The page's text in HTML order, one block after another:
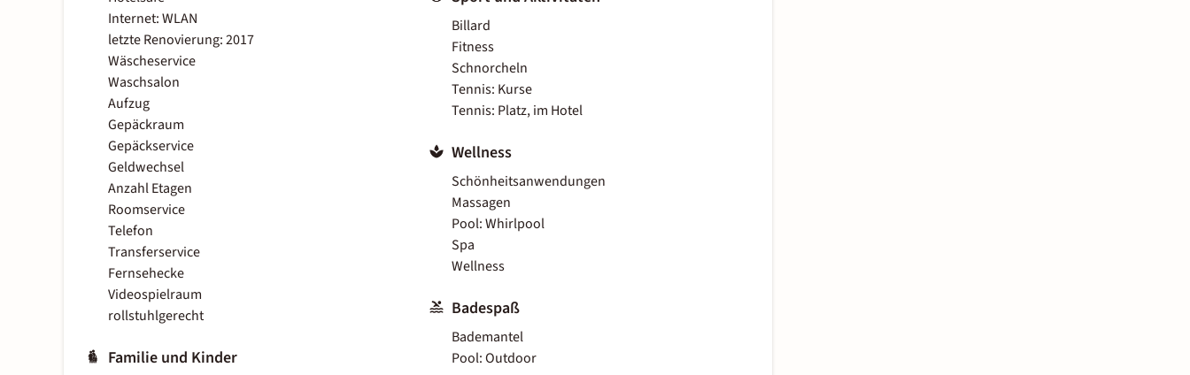
Internet: WLAN
letzte Renovierung: 2017
Wäscheservice
Waschsalon
Aufzug
Gepäckraum
Gepäckservice
Geldwechsel
Anzahl Etagen
Roomservice
Telefon
Transferservice
Fernsehecke
Videospielraum
rollstuhlgerecht
Familie und Kinder
Billard
Fitness
Schnorcheln
Tennis: Kurse
Tennis: Platz, im Hotel
Wellness
Schönheitsanwendungen
Massagen
Pool: Whirlpool
Spa
Wellness
Badespaß
Bademantel
Pool: Outdoor